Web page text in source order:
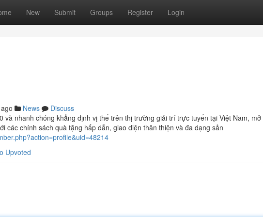
New Submit Groups Register Login
News
Discuss
và nhanh chóng khẳng định vị thế trên thị trường giải trí trực tuyến tại Việt Nam,
các chính sách quà tặng hấp dẫn, giao diện thân thiện và đa dạng sản
Upvoted